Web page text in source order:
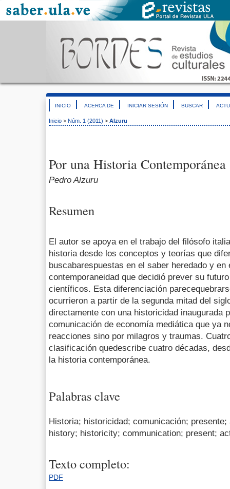
INICIO ACERCA DE INICIAR SESIÓN BUSCAR
Inicio > Núm. 1 (2011) > Alzuru
Por una Historia Contemporánea
Pedro Alzuru
Resumen
El autor se apoya en el trabajo del filósofo
historia desde los conceptos y teorías que
buscabarespuestas en el saber heredado y en
contemporaneidad que decidió prever su
científicos. Esta diferenciación
ocurrieron a partir de la segunda mitad del
directamente con una historicidad inaugurada
comunicación de economía mediática que ya
reacciones sino por milagros y traumas.
clasificación quedescribe cuatro décadas,
la historia contemporánea.
Palabras clave
Historia; historicidad; comunicación;
history; historicity; communication; present;
Texto completo:
PDF